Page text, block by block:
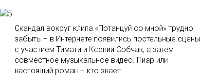
Скандал вокруг клипа «Потанцуй со мной» трудно
забыть – в Интернете появились постельные сцены
с участием Тимати и Ксении Собчак, а затем
совместное музыкальное видео. Пиар или
настоящий роман – кто знает.